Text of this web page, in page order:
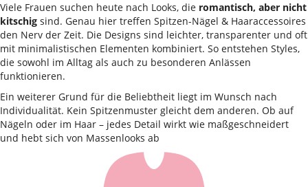
Viele Frauen suchen heute nach Looks, die romantisch, aber nicht
kitschig sind. Genau hier treffen Spitzen-Nägel & Haaraccessoires
den Nerv der Zeit. Die Designs sind leichter, transparenter und oft
mit minimalistischen Elementen kombiniert. So entstehen Styles,
die sowohl im Alltag als auch zu besonderen Anlässen
funktionieren.
Ein weiterer Grund für die Beliebtheit liegt im Wunsch nach
Individualität. Kein Spitzenmuster gleicht dem anderen. Ob auf
Nägeln oder im Haar – jedes Detail wirkt wie maßgeschneidert
und hebt sich von Massenlooks ab